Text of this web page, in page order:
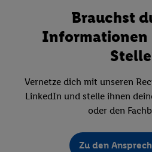
Brauchst
Informationen
Vernetze dich mit unseren
LinkedIn und stelle ihnen
oder den
Zu den